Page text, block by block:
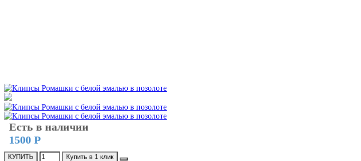
Есть в наличии
1500 Р
КУПИТЬ Купить в 1 клик